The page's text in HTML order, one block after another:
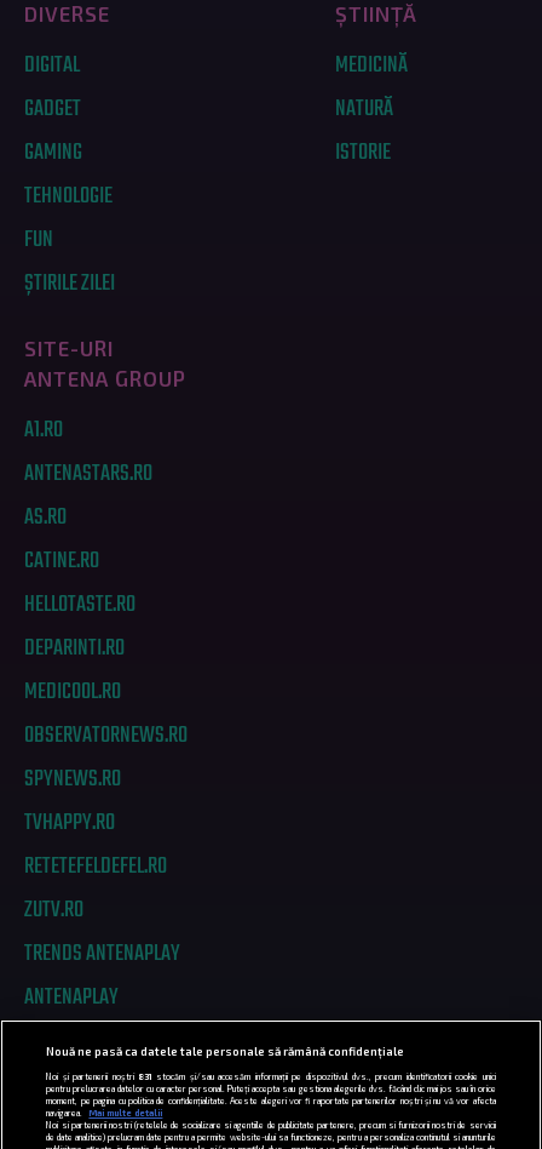
DIVERSE
DIGITAL
GADGET
GAMING
TEHNOLOGIE
FUN
ȘTIRILE ZILEI
ȘTIINȚĂ
MEDICINĂ
NATURĂ
ISTORIE
SITE-URI
ANTENA GROUP
A1.RO
ANTENASTARS.RO
AS.RO
CATINE.RO
HELLOTASTE.RO
DEPARINTI.RO
MEDICOOL.RO
OBSERVATORNEWS.RO
SPYNEWS.RO
TVHAPPY.RO
RETETEFELDEFEL.RO
ZUTV.RO
TRENDS ANTENAPLAY
ANTENAPLAY
PRIVACY
COD DEONTOLOGIC
Nouă ne pasă ca datele tale personale să rămână confidențiale
Noi și partenerii noștri 831
stocăm și/sau accesăm informații pe dispozitivul dvs., precum identificatorii cookie unici
pentru prelucrarea datelor cu caracter personal. Puteți accepta sau gestiona alegerile dvs. făcând clic mai jos sau în orice
moment, pe pagina cu politica de confidențialitate. Aceste alegeri vor fi raportate partenerilor noștri și nu vă vor afecta
navigarea.
Mai multe detalii
Noi si partenerii nostri (retelele de socializare si agentiile de publicitate partenere, precum si furnizorii nostri de servicii
de date analitice) prelucram date pentru a permite website-ului sa functioneze, pentru a personaliza continutul si anunturile